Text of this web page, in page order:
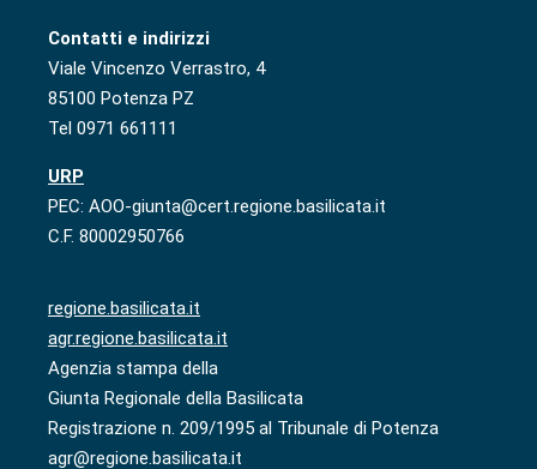
Contatti e indirizzi
Viale Vincenzo Verrastro, 4
85100 Potenza PZ
Tel 0971 661111
URP
PEC: AOO-giunta@cert.regione.basilicata.it
C.F. 80002950766
regione.basilicata.it
agr.regione.basilicata.it
Agenzia stampa della
Giunta Regionale della Basilicata
Registrazione n. 209/1995 al Tribunale di Potenza
agr@regione.basilicata.it